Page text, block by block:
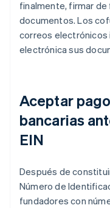
finalmente, firmar
documentos. Los
correos electrónicos
electrónica sus
Aceptar
bancarias
EIN
Después de
Número de
fundadores con